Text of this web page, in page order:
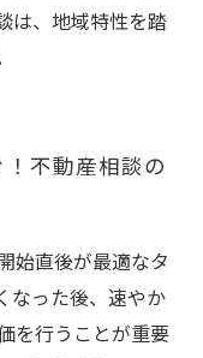
は、地域特性を踏
不動産相談の
始直後が最適なタ
なった後、速やか
を行うことが重要